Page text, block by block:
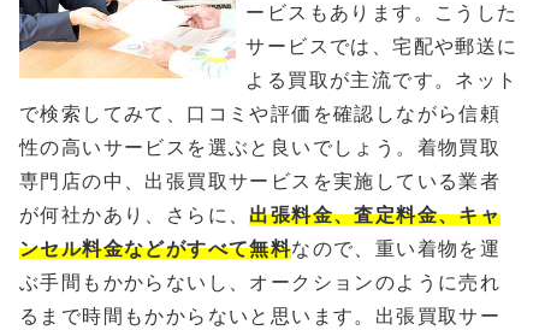
ービスもあります。こうした
サービスでは、宅配や郵送に
よる買取が主流です。ネット
で検索してみて、口コミや評価を確認しながら信頼
性の高いサービスを選ぶと良いでしょう。着物買取
専門店の中、出張買取サービスを実施している業者
が何社かあり、さらに、出張料金、査定料金、キャ
ンセル料金などがすべて無料なので、重い着物を運
ぶ手間もかからないし、オークションのように売れ
るまで時間もかからないと思います。出張買取サー